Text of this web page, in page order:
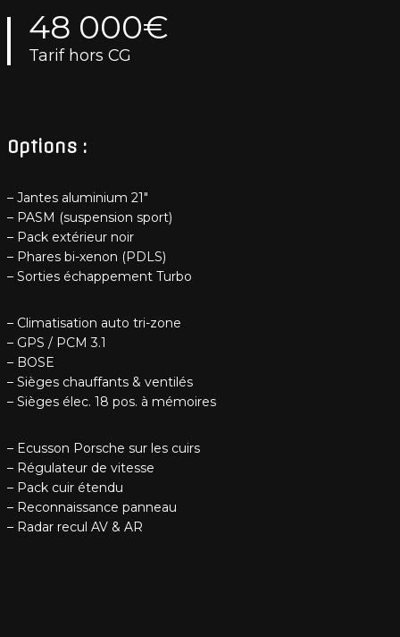
48 000€
Tarif hors CG
Options :
– Jantes aluminium 21″
– PASM (suspension sport)
– Pack extérieur noir
– Phares bi-xenon (PDLS)
– Sorties échappement Turbo
– Climatisation auto tri-zone
– GPS / PCM 3.1
– BOSE
– Sièges chauffants & ventilés
– Sièges élec. 18 pos. à mémoires
– Ecusson Porsche sur les cuirs
– Régulateur de vitesse
– Pack cuir étendu
– Reconnaissance panneau
– Radar recul AV & AR